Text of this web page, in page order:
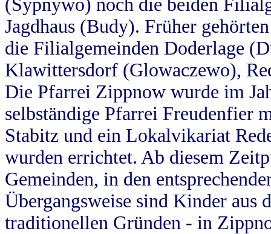
(Sypnywo) noch die beiden
Jagdhaus (Budy). Früher
die Filialgemeinden Doderlage
Klawittersdorf (Glowaczewo),
Die Pfarrei Zippnow wurde im
selbständige Pfarrei Freudenfier
Stabitz und ein Lokalvikariat
wurden errichtet. Ab diesem
Gemeinden, in den
Übergangsweise sind Kinder aus
traditionellen Gründen - in